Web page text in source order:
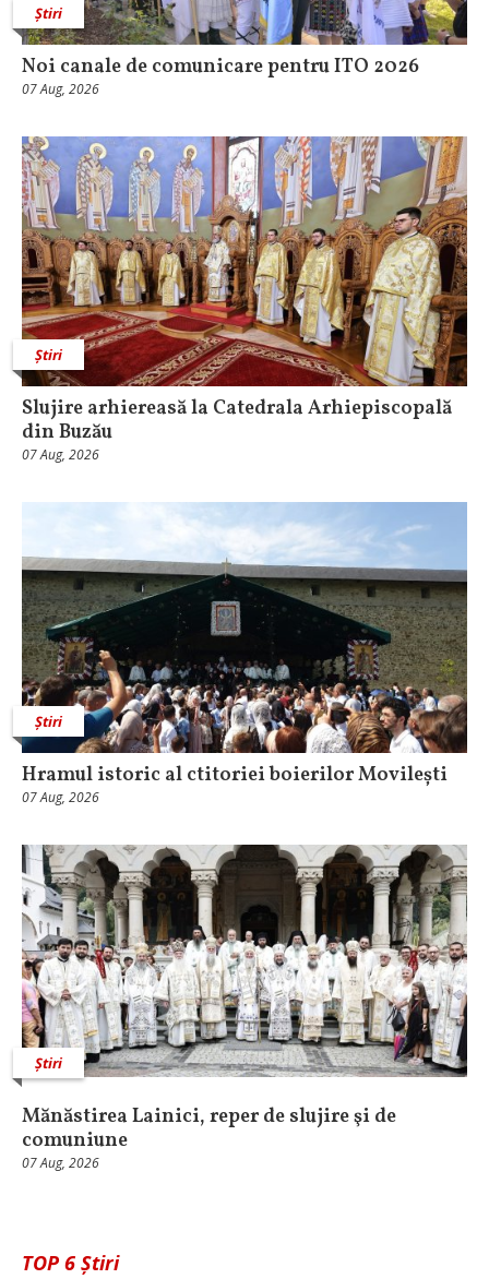
Știri
Noi canale de comunicare pentru ITO 2026
07 Aug, 2026
Știri
Slujire arhiereasă la Catedrala Arhiepiscopală
din Buzău
07 Aug, 2026
Știri
Hramul istoric al ctitoriei boierilor Movilești
07 Aug, 2026
Știri
Mănăstirea Lainici, reper de slujire şi de
comuniune
07 Aug, 2026
TOP 6 Știri